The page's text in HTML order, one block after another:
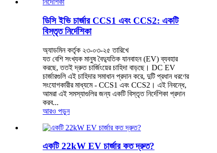
ডিসি ইভি চার্জার CCS1 এবং CCS2: একটি
বিস্তৃত নির্দেশিকা
অ্যাডমিন কর্তৃক ২৩-০৩-২৫ তারিখে
যত বেশি সংখ্যক মানুষ বৈদ্যুতিক যানবাহন (EV) ব্যবহার
করছে, ততই দ্রুত চার্জিংয়ের চাহিদা বাড়ছে। DC EV
চার্জারগুলি এই চাহিদার সমাধান প্রদান করে, দুটি প্রধান ধরণের
সংযোগকারীর মাধ্যমে - CCS1 এবং CCS2। এই নিবন্ধে,
আমরা এই সমস্যাগুলির জন্য একটি বিস্তৃত নির্দেশিকা প্রদান
করব...
আরও পড়ুন
একটি 22kW EV চার্জার কত দ্রুত?